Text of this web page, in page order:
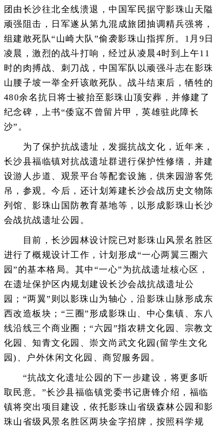
团由长沙往北全线溃退，中国军民据守影珠山天隘
顽强阻击，日军遂从第九混成旅团抽调精兵强将，
组建敢死队“山崎大队”偷袭影珠山指挥所。1月9日
凌晨，激烈的战斗打响，经过从凌晨4时到上午11
时的肉搏战、刺刀战，中国军队以顽强斗志在影珠
山腰子坡一举全歼该敢死队。战斗结束后，牺牲的
480余名抗日将士被抬至影珠山顶安葬，并修建了
纪念碑，上书“倭寇不曾留片甲，英雄驻此障长
沙”。
为了保护抗战遗址，发掘抗战文化，近年来，
长沙县福临镇对抗战遗址群进行保护性修缮，并建
设游人步道、观景平台等配套设施，供来园游客凭
吊，参观。今后，还计划筹建长沙会战历史文物陈
列馆、影珠山国防教育基地等，以形成影珠山长沙
会战抗战遗址公园。
目前，长沙园林设计院已对影珠山风景名胜区
进行了概规设计工作，计划形成“一心两翼三圈六
园”的基本格局。其中“一心”为抗战遗址核心区，
在遗址保护区内规划建设长沙会战抗战遗址公
园；“两翼”则以影珠山为轴心，沿影珠山脉形成东
西改造板块；“三圈”形成影珠山、中心集镇、东八
线沿线三个商业圈；“六园”指农耕文化园、宗教文
化园、知青文化园、崇文尚武文化园(留学生文化
园)、户外休闲文化园、商贸服务园。
“抗战文化遗址公园的下一步建设，将更多听
取民意。”长沙县福临镇党委书记唐锋介绍，福临
镇将突出项目建设，依托影珠山省级森林公园和影
珠山省级风景名胜区两块金字招牌，按照科学规